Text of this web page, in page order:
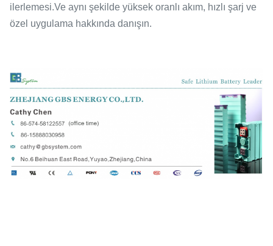
ilerlemesi.Ve aynı şekilde yüksek oranlı akım, hızlı şarj ve
özel uygulama hakkında danışın.